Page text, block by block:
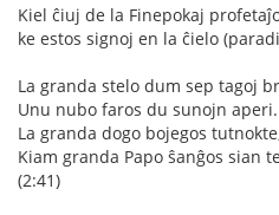
Kiel ĉiuj de la Finepokaj
ke estos signoj en la ĉielo
La granda stelo dum sep tagoj
Unu nubo faros du sunojn aperi.
La granda dogo bojegos
Kiam granda Papo ŝanĝos sian
(2:41)